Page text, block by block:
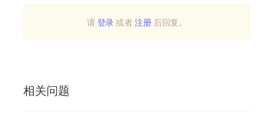
请登录或者注册后回复。
相关问题